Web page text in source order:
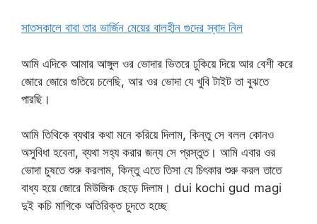
সাতসকালে বাবা তার ভার্জিন মেয়ের বালহীন গুদের স্বাদ নিল
আমি এদিকে আমার আঙ্গুল ওর ভোদার ভিতরে ঢুকিয়ে দিয়ে আর বেশী করে
জোরে জোরে গুতিয়ে চলেছি, আর ওর ভোদা যে খুবি টাইট তা বুঝতে
পারছি।
আমি তিথিকে ব্যথার কথা মনে করিয়ে দিলাম, কিন্তু সে বলল কোনও
অসুবিধা হবেনা, ব্যথা সহ্য করার জন্য সে প্রস্তুত। আমি এবার ওর
ভোদা চুষতে শুরু করলাম, কিন্তু এতে তিসা যে চিৎকার শুরু করল তাতে
বাধ্য হয়ে জোরে মিউজিক ছেড়ে দিলাম। dui kochi gud magi
দুই কচি মাগিকে অতিরিক্ত চুদতে হচ্ছে